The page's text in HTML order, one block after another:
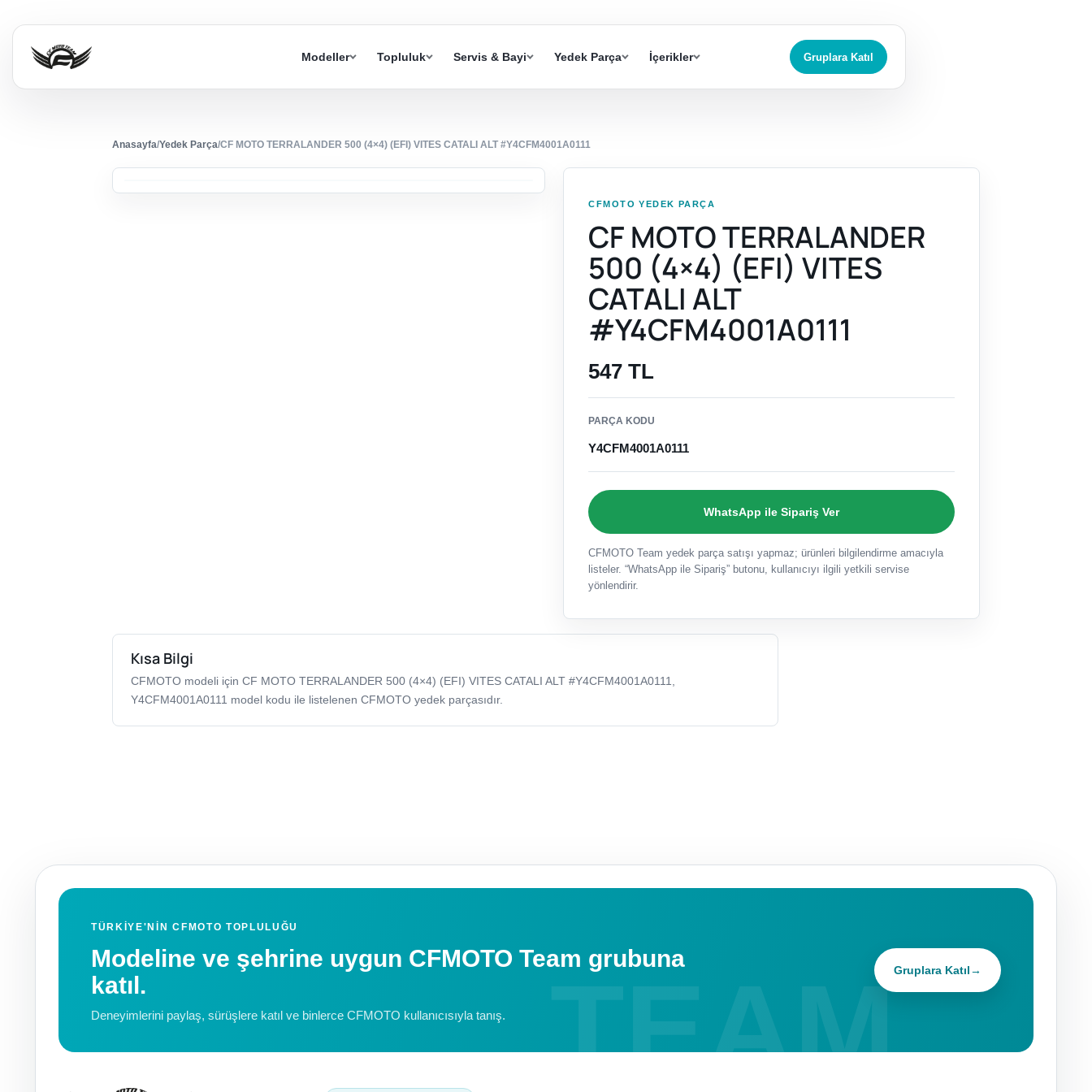
Modeller Topluluk Servis & Bayi Yedek Parça İçerikler Gruplara Katıl
Anasayfa/Yedek Parça/CF MOTO TERRALANDER 500 (4×4) (EFI) VITES CATALI ALT #Y4CFM4001A0111
CFMOTO YEDEK PARÇA
CF MOTO TERRALANDER
500 (4×4) (EFI) VITES
CATALI ALT
#Y4CFM4001A0111
547 TL
PARÇA KODU
Y4CFM4001A0111
WhatsApp ile Sipariş Ver
CFMOTO Team yedek parça satışı yapmaz; ürünleri bilgilendirme amacıyla
listeler. “WhatsApp ile Sipariş” butonu, kullanıcıyı ilgili yetkili servise
yönlendirir.
Kısa Bilgi
CFMOTO modeli için CF MOTO TERRALANDER 500 (4×4) (EFI) VITES CATALI ALT #Y4CFM4001A0111,
Y4CFM4001A0111 model kodu ile listelenen CFMOTO yedek parçasıdır.
TÜRKIYE'NIN CFMOTO TOPLULUĞU
Modeline ve şehrine uygun CFMOTO Team grubuna
katıl.
Deneyimlerini paylaş, sürüşlere katıl ve binlerce CFMOTO kullanıcısıyla tanış.
Gruplara Katıl→